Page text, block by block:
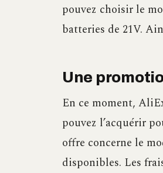
pouvez choisir le
batteries de 21V.
Une
En ce moment,
pouvez l’acquérir
offre concerne le
disponibles. Les